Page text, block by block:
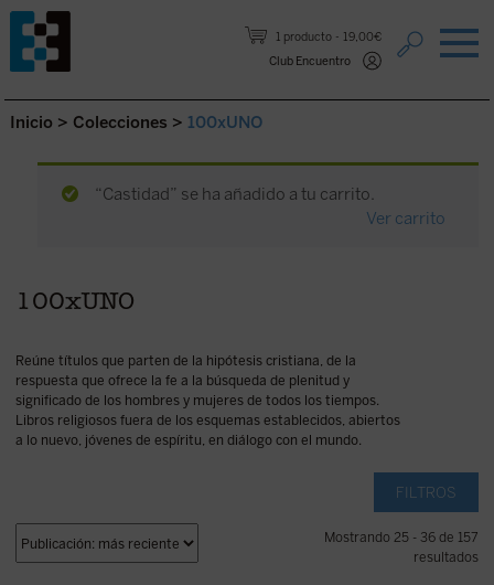
1 producto
19,00€
Club Encuentro
Saltar al contenido.
Inicio > Colecciones > 100xUNO
“Castidad” se ha añadido a tu carrito.
Ver carrito
100xUNO
Reúne títulos que parten de la hipótesis cristiana, de la
respuesta que ofrece la fe a la búsqueda de plenitud y
significado de los hombres y mujeres de todos los tiempos.
Libros religiosos fuera de los esquemas establecidos, abiertos
a lo nuevo, jóvenes de espíritu, en diálogo con el mundo.
FILTROS
Mostrando 25 - 36 de 157
resultados